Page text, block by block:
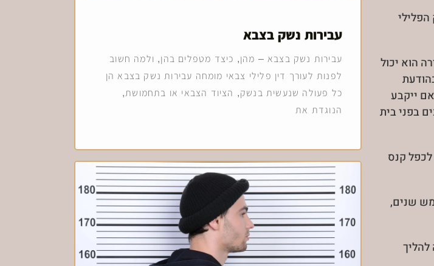
הוא יכול
נקוב בהודעת
ייקבע
בפני בית
קנס
שנים,
עבירות נשק בצבא
עבירות נשק בצבא – מהן, כיצד מטפלים בהן, ולמה חשוב
לפנות לעורך דין פלילי צבאי מומחה עבירות נשק בצבא הן
כל פעולה שנעשית בנשק, הציוד הצבאי או בתחמושת,
הנוגדת את